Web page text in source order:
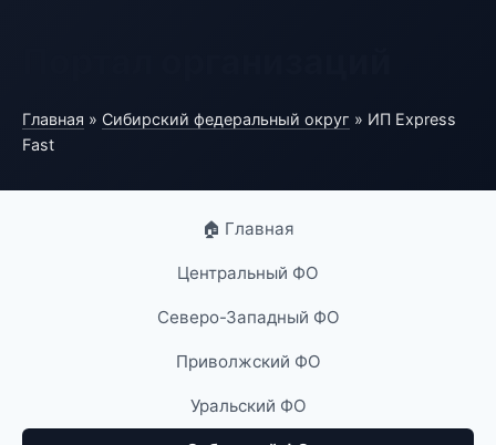
Главная » Сибирский федеральный округ » ИП Express
Fast
🏠 Главная
Центральный ФО
Северо-Западный ФО
Приволжский ФО
Уральский ФО